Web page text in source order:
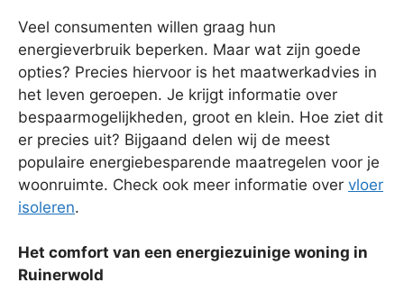
Veel consumenten willen graag hun
energieverbruik beperken. Maar wat zijn goede
opties? Precies hiervoor is het maatwerkadvies in
het leven geroepen. Je krijgt informatie over
bespaarmogelijkheden, groot en klein. Hoe ziet dit
er precies uit? Bijgaand delen wij de meest
populaire energiebesparende maatregelen voor je
woonruimte. Check ook meer informatie over vloer
isoleren.
Het comfort van een energiezuinige woning in
Ruinerwold